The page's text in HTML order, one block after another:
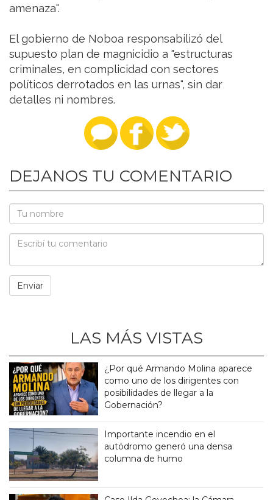
amenaza".
El gobierno de Noboa responsabilizó del
supuesto plan de magnicidio a "estructuras
criminales, en complicidad con sectores
políticos derrotados en las urnas", sin dar
detalles ni nombres.
DEJANOS TU COMENTARIO
LAS MÁS VISTAS
¿Por qué Armando Molina aparece
como uno de los dirigentes con
posibilidades de llegar a la
Gobernación?
Importante incendio en el
autódromo generó una densa
columna de humo